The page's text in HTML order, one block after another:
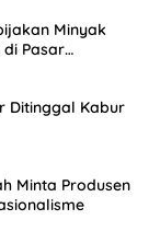
Minyak
Pasar
Ditinggal Kabur
Minta Produsen